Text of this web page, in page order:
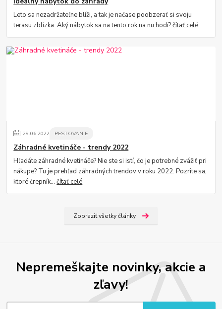
Leto sa nezadržateľne blíži, a tak je načase poobzerať si svoju
terasu zblízka. Aký nábytok sa na tento rok na nu hodí?čítať celé
29.06.2022 PESTOVANIE
Záhradné kvetináče - trendy 2022
Hľadáte záhradné kvetináče? Nie ste si istí, čo je potrebné zvážiť pri
nákupe? Tu je prehľad záhradných trendov v roku 2022. Pozrite sa,
ktoré črepník...čítať celé
Zobraziť všetky články
Nepremeškajte novinky, akcie a
zľavy!